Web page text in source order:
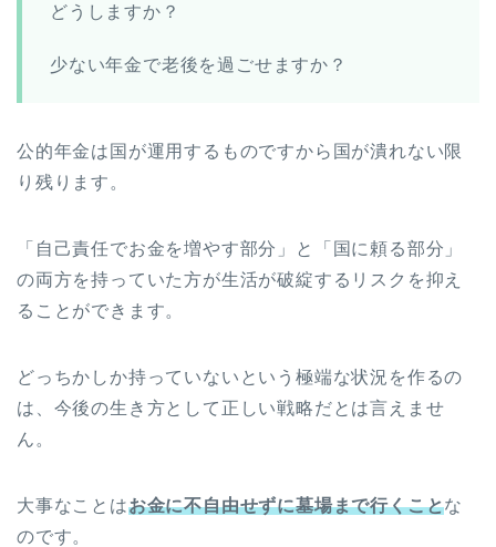
どうしますか？
少ない年金で老後を過ごせますか？
公的年金は国が運用するものですから国が潰れない限
り残ります。
「自己責任でお金を増やす部分」と「国に頼る部分」
の両方を持っていた方が生活が破綻するリスクを抑え
ることができます。
どっちかしか持っていないという極端な状況を作るの
は、今後の生き方として正しい戦略だとは言えませ
ん。
大事なことはお金に不自由せずに墓場まで行くことな
のです。